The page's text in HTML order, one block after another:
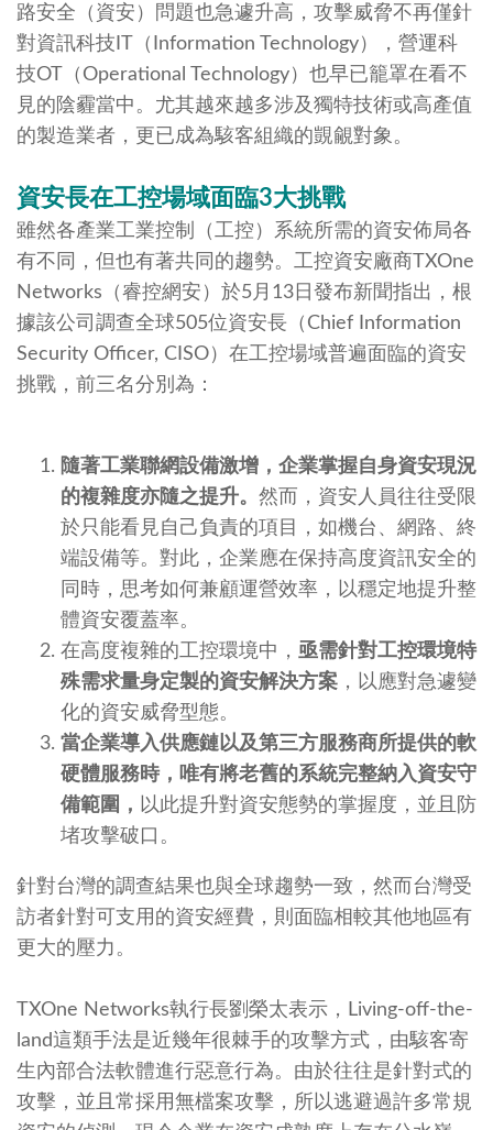
路安全（資安）問題也急遽升高，攻擊威脅不再僅針
對資訊科技IT（Information Technology），營運科
技OT（Operational Technology）也早已籠罩在看不
見的陰霾當中。尤其越來越多涉及獨特技術或高產值
的製造業者，更已成為駭客組織的覬覦對象。
資安長在工控場域面臨3大挑戰
雖然各產業工業控制（工控）系統所需的資安佈局各
有不同，但也有著共同的趨勢。工控資安廠商TXOne
Networks（睿控網安）於5月13日發布新聞指出，根
據該公司調查全球505位資安長（Chief Information
Security Officer, CISO）在工控場域普遍面臨的資安
挑戰，前三名分別為：
隨著工業聯網設備激增，企業掌握自身資安現況
的複雜度亦隨之提升。 然而，資安人員往往受限
於只能看見自己負責的項目，如機台、網路、終
端設備等。對此，企業應在保持高度資訊安全的
同時，思考如何兼顧運營效率，以穩定地提升整
體資安覆蓋率。
在高度複雜的工控環境中， 亟需針對工控環境特
殊需求量身定製的資安解決方案 ，以應對急遽變
化的資安威脅型態。
當企業導入供應鏈以及第三方服務商所提供的軟
硬體服務時，唯有將老舊的系統完整納入資安守
備範圍， 以此提升對資安態勢的掌握度，並且防
堵攻擊破口。
針對台灣的調查結果也與全球趨勢一致，然而台灣受
訪者針對可支用的資安經費，則面臨相較其他地區有
更大的壓力。
TXOne Networks執行長劉榮太表示，Living-off-the-
land這類手法是近幾年很棘手的攻擊方式，由駭客寄
生內部合法軟體進行惡意行為。由於往往是針對式的
攻擊，並且常採用無檔案攻擊，所以逃避過許多常規